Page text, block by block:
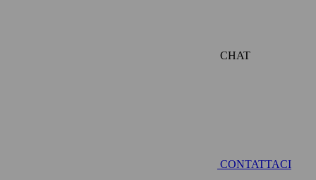
CHAT
CONTATTACI